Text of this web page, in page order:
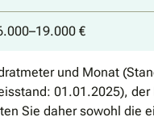
€
und Monat
01.01.2025),
Sie daher sowohl die